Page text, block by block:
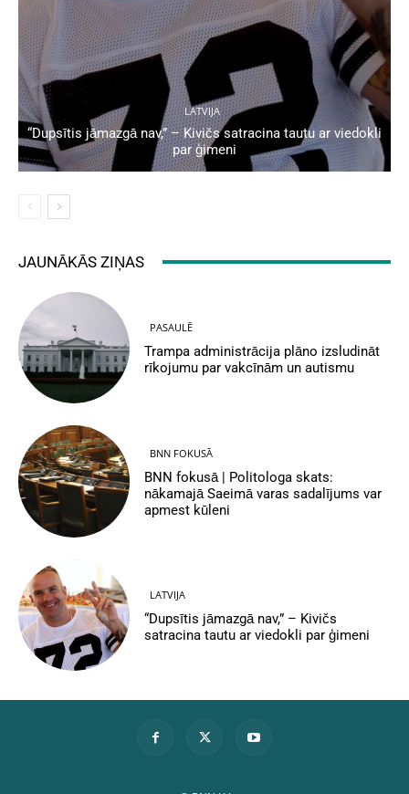
LATVIJA
“Dupsītis jāmazgā nav,” – Kivičs satracina tautu ar viedokli
par ģimeni
JAUNĀKĀS ZIŅAS
PASAULĒ
Trampa administrācija plāno izsludināt
rīkojumu par vakcīnām un autismu
BNN FOKUSĀ
BNN fokusā | Politologa skats:
nākamajā Saeimā varas sadalījums var
apmest kūleni
LATVIJA
“Dupsītis jāmazgā nav,” – Kivičs
satracina tautu ar viedokli par ģimeni